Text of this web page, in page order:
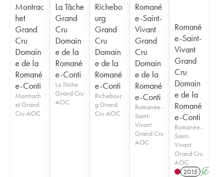
Montrac
het
Grand
Cru
Domain
e de la
Romané
e-Conti
Montrach
et Grand
Cru AOC
La Tâche
Grand
Cru
Domain
e de la
Romané
e-Conti
La Tâche
Grand Cru
AOC
Richebo
urg
Grand
Cru
Domain
e de la
Romané
e-Conti
Richebour
g Grand
Cru AOC
Romané
e-Saint-
Vivant
Grand
Cru
Domain
e de la
Romané
e-Conti
Romanée-
Saint-
Vivant
Grand Cru
AOC
Romané
e-Saint-
Vivant
Grand
Cru
Domain
e de la
Romané
e-Conti
Romanée-
Saint-
Vivant
Grand Cru
AOC
2015 A